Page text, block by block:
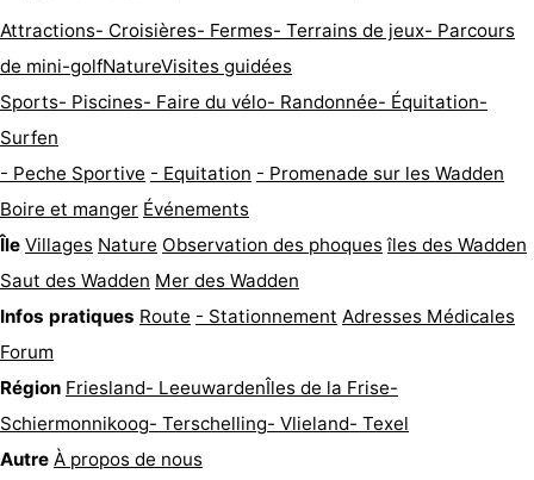
sur
Wadden
des
phoques
Boire
manger
Événements
Pratiques
Forum
Route
-
Stationnement
Saut
des
Wadden
Adresses
Médicales
Région
Attractions- Croisières- Fermes- Terrains de jeux- Parcours
de mini-golfNatureVisites guidées
Sports- Piscines- Faire du vélo- Randonnée- Équitation-
Surfen
- Peche Sportive - Equitation - Promenade sur les Wadden
Boire et manger Événements
Île Villages Nature Observation des phoques îles des Wadden
Saut des Wadden Mer des Wadden
Infos pratiques Route - Stationnement Adresses Médicales
Forum
Région Friesland- LeeuwardenÎles de la Frise-
Schiermonnikoog- Terschelling- Vlieland- Texel
Autre À propos de nous